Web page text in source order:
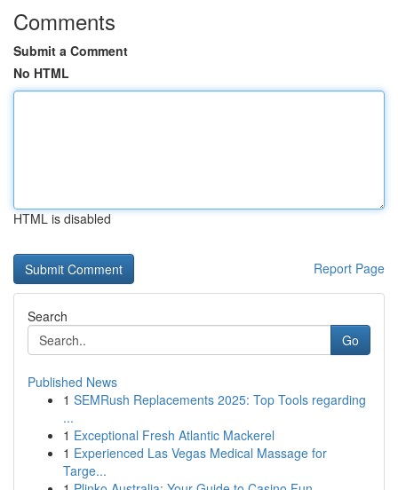
Comments
Submit a Comment
No HTML
HTML is disabled
Report Page
Search
Go
Published News
1 SEMRush Replacements 2025: Top Tools regarding
...
1 Exceptional Fresh Atlantic Mackerel
1 Experienced Las Vegas Medical Massage for
Targe...